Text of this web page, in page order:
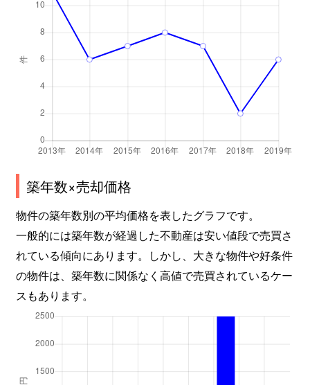
築年数×売却価格
物件の築年数別の平均価格を表したグラフです。
一般的には築年数が経過した不動産は安い値段で売買さ
れている傾向にあります。しかし、大きな物件や好条件
の物件は、築年数に関係なく高値で売買されているケー
スもあります。